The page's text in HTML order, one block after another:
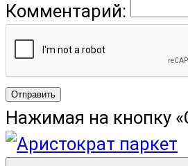
Комментарий:
Отправить
Нажимая на кнопку